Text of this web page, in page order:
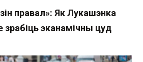
правал»: Як Лукашэнка
зрабіць эканамічны цуд